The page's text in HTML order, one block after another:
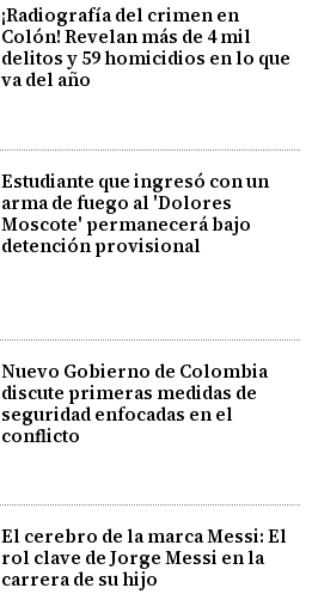
¡Radiografía del crimen en
Colón! Revelan más de 4 mil
delitos y 59 homicidios en lo que
va del año
Estudiante que ingresó con un
arma de fuego al 'Dolores
Moscote' permanecerá bajo
detención provisional
Nuevo Gobierno de Colombia
discute primeras medidas de
seguridad enfocadas en el
conflicto
El cerebro de la marca Messi: El
rol clave de Jorge Messi en la
carrera de su hijo